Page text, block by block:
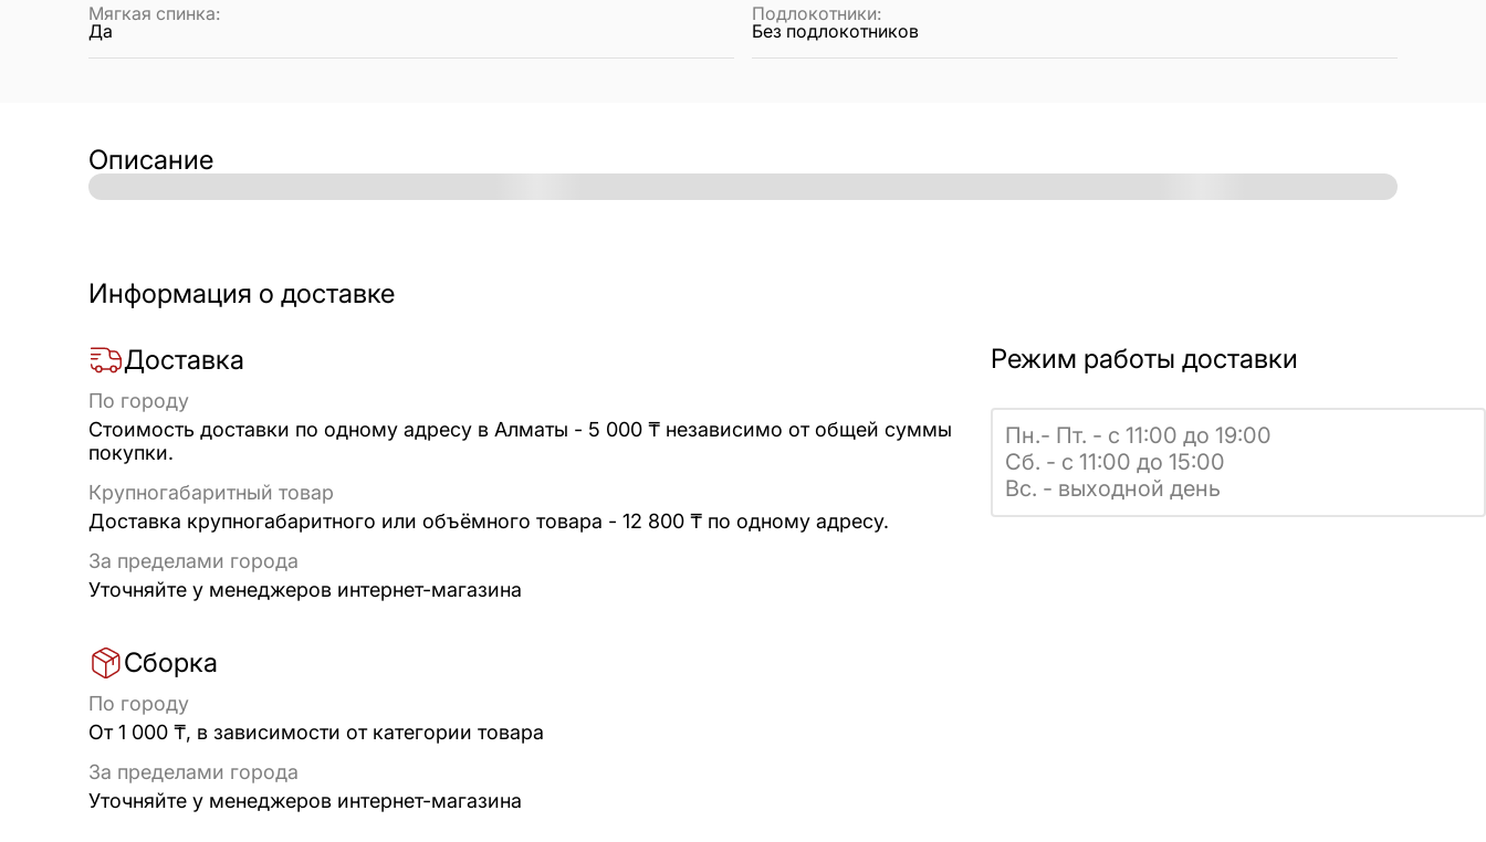
Мягкая спинка:
Да
Подлокотники:
Без подлокотников
Описание
Информация о доставке
Доставка
По городу
Стоимость доставки по одному адресу в Алматы - 5 000 ₸ независимо от общей суммы
покупки.
Крупногабаритный товар
Доставка крупногабаритного или объёмного товара - 12 800 ₸ по одному адресу.
За пределами города
Уточняйте у менеджеров интернет-магазина
Сборка
По городу
От 1 000 ₸, в зависимости от категории товара
За пределами города
Уточняйте у менеджеров интернет-магазина
Режим работы доставки
Пн.- Пт. - с 11:00 до 19:00
Сб. - с 11:00 до 15:00
Вс. - выходной день